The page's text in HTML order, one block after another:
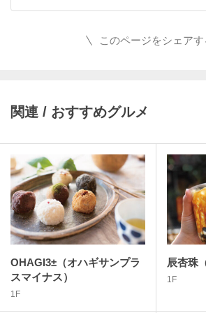
このページをシェアす
関連 / おすすめグルメ
OHAGI3±（オハギサンプラ
スマイナス）
1F
辰杏珠
1F